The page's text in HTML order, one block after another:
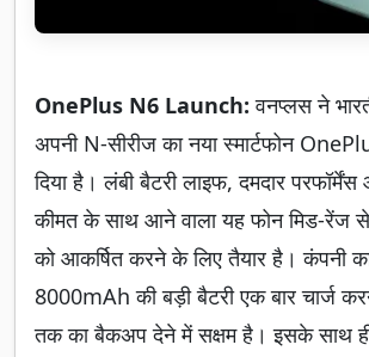
OnePlus N6 Launch:वनप्लस ने
अपनी N-सीरीज का नया स्मार्टफोन
दिया है। लंबी बैटरी लाइफ, दमदार
कीमत के साथ आने वाला यह फोन मिड-रेंज
को आकर्षित करने के लिए तैयार है। कंपनी
8000mAh की बड़ी बैटरी एक बार चार्ज
तक का बैकअप देने में सक्षम है। इसके साथ